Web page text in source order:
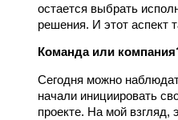
остается выбрать
решения. И этот аспект
Команда или
Сегодня можно
начали инициировать
проекте. На мой взгляд,